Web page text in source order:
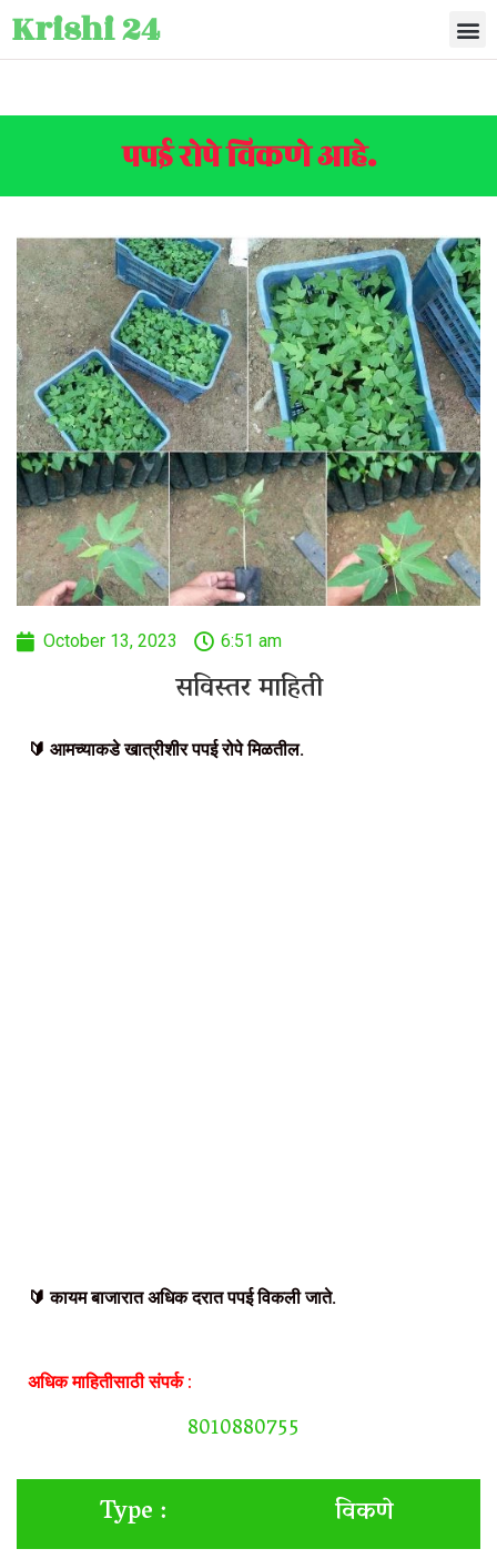
Krishi 24
पपई रोपे विकणे आहे.
October 13, 2023 6:51 am
सविस्तर माहिती
🔰 आमच्याकडे खात्रीशीर पपई रोपे मिळतील.
🔰 कायम बाजारात अधिक दरात पपई विकली जाते.
अधिक माहितीसाठी संपर्क :
8010880755
Type :
विकणे